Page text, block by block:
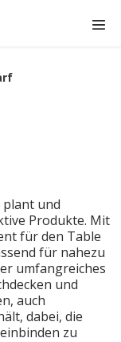
und
Produkte. Mit
für den Table
für nahezu
umfangreiches
und
auch
dabei, die
zu